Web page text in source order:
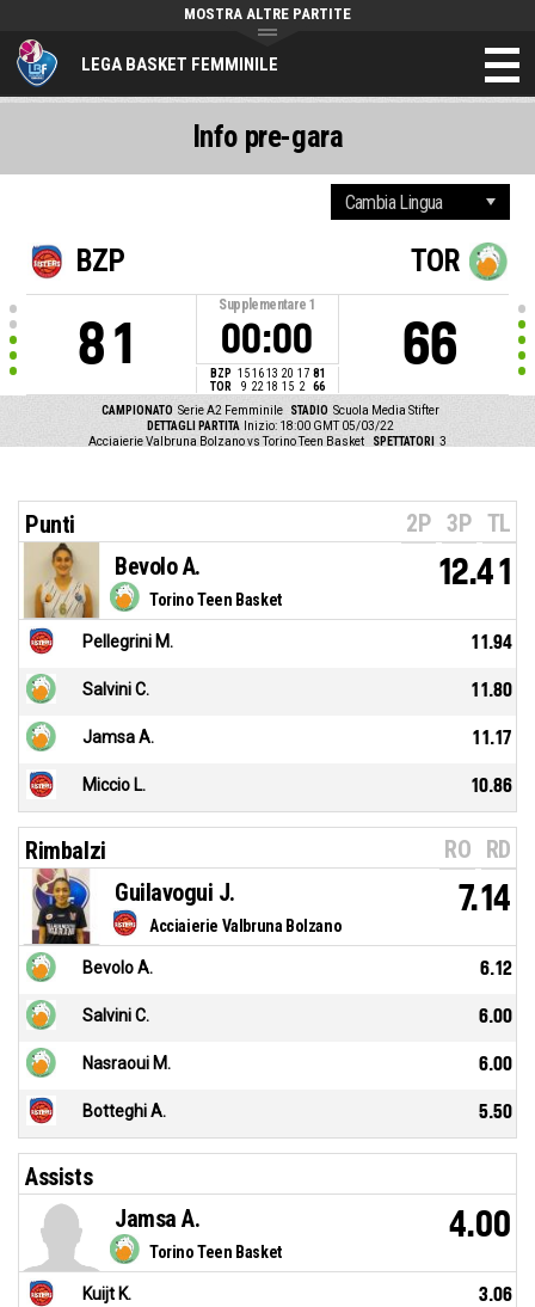
LEGA BASKET FEMMINILE
MOSTRA ALTRE PARTITE
BZP
81
Supplementare 1
00:00
BZP 15 16 13 20 17 81
TOR
9 22 18 15 2 66
TOR
66
CAMPIONATO Serie A2 Femminile STADIO Scuola Media Stifter
DETTAGLI PARTITA
Inizio: 18:00 GMT 05/03/22
Acciaierie Valbruna Bolzano vs Torino Teen Basket
SPETTATORI 3
Info pre-gara
Punti 2P 3P TL
Torino Teen Basket
Bevolo A. 12.41
Pellegrini M. 11.94
Salvini C. 11.80
Jamsa A. 11.17
Miccio L. 10.86
Rimbalzi RO RD
Acciaierie Valbruna Bolzano
Guilavogui J. 7.14
Bevolo A. 6.12
Salvini C. 6.00
Nasraoui M. 6.00
Botteghi A. 5.50
Assists
Torino Teen Basket
Jamsa A. 4.00
Kuijt K. 3.06